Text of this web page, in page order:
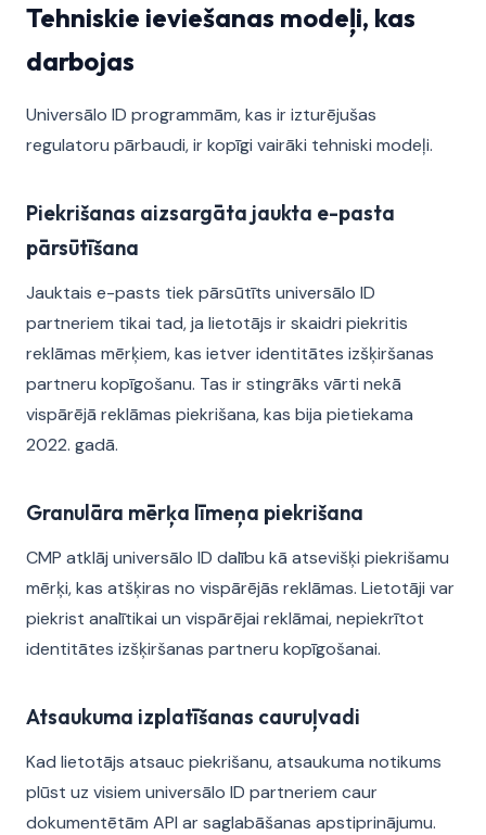
Tehniskie ieviešanas modeļi, kas
darbojas
Universālo ID programmām, kas ir izturējušas
regulatoru pārbaudi, ir kopīgi vairāki tehniski modeļi.
Piekrišanas aizsargāta jaukta e-pasta
pārsūtīšana
Jauktais e-pasts tiek pārsūtīts universālo ID
partneriem tikai tad, ja lietotājs ir skaidri piekritis
reklāmas mērķiem, kas ietver identitātes izšķiršanas
partneru kopīgošanu. Tas ir stingrāks vārti nekā
vispārējā reklāmas piekrišana, kas bija pietiekama
2022. gadā.
Granulāra mērķa līmeņa piekrišana
CMP atklāj universālo ID dalību kā atsevišķi piekrišamu
mērķi, kas atšķiras no vispārējās reklāmas. Lietotāji var
piekrist analītikai un vispārējai reklāmai, nepiekrītot
identitātes izšķiršanas partneru kopīgošanai.
Atsaukuma izplatīšanas cauruļvadi
Kad lietotājs atsauc piekrišanu, atsaukuma notikums
plūst uz visiem universālo ID partneriem caur
dokumentētām API ar saglabāšanas apstiprinājumu.